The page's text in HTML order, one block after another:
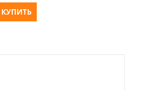
КУПИТЬ